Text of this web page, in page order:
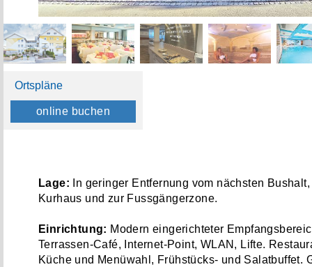
Ortspläne
online buchen
Lage: In geringer Entfernung vom nächsten
Kurhaus und zur Fussgängerzone.
Einrichtung: Modern eingerichteter
Terrassen-Café, Internet-Point, WLAN, Lifte.
Küche und Menüwahl, Frühstücks- und Salatbuffet.